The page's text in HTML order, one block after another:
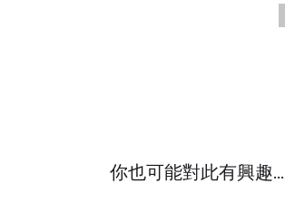
你也可能對此有興趣...